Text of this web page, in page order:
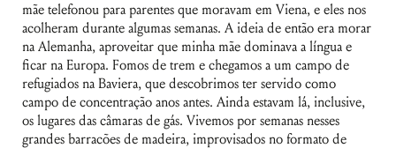
mãe telefonou para parentes que moravam em Viena, e eles nos
acolheram durante algumas semanas. A ideia de então era morar
na Alemanha, aproveitar que minha mãe dominava a língua e
ficar na Europa. Fomos de trem e chegamos a um campo de
refugiados na Baviera, que descobrimos ter servido como
campo de concentração anos antes. Ainda estavam lá, inclusive,
os lugares das câmaras de gás. Vivemos por semanas nesses
grandes barracões de madeira, improvisados no formato de